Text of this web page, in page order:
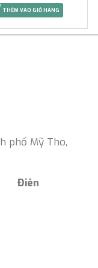
THÊM VÀO GIỎ HÀNG
phố Mỹ Tho,
Điên